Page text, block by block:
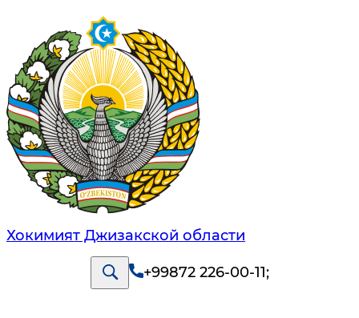
Хокимият Джизакской области
+99872 226-00-11;